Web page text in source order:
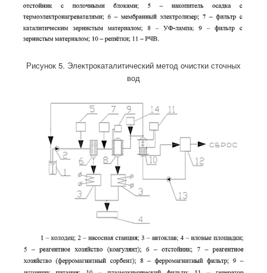
Рисунок 5. Электрокаталитический метод очистки сточных
вод